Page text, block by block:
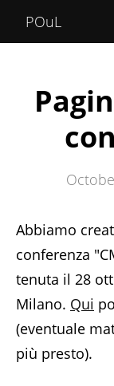
POuL
Home
POuLimpiadi
Abbiamo
conferenza
tenuta il 28
Milano. Qui
(eventuale
più presto).